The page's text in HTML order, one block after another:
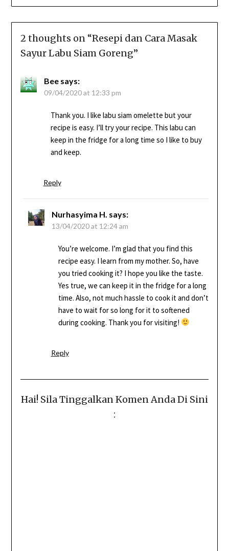
2 thoughts on “Resepi dan Cara Masak
Sayur Labu Siam Goreng”
Bee says:
09/04/2020 at 12:33 pm
Thank you. I like labu siam omelette but your
recipe is easy. I’ll try your recipe. This labu can
keep in the fridge for a long time so I like to buy
and keep.
Reply
Nurhasyima H. says:
13/04/2020 at 12:24 am
You’re welcome. I’m glad that you find this
recipe easy. I learn from my mother. So, have
you tried cooking it? I hope you like the taste.
Yes true, we can keep it in the fridge for a long
time. Also, not much hassle to cook it and don’t
have to wait for so long for it to softened
during cooking. Thank you for visiting!
Reply
Hai! Sila Tinggalkan Komen Anda Di Sini
: